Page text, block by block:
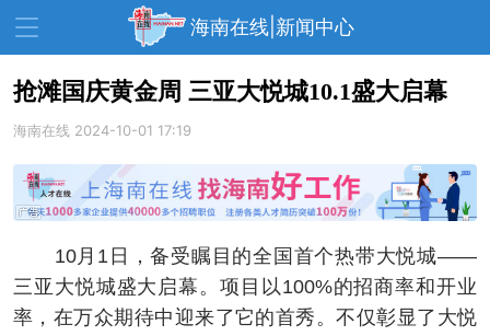
海南在线|新闻中心
资讯中心 热点
文体 财经
教育 健康 房产
家装 交通 美食
生活 演出 活动
抢滩国庆黄金周 三亚大悦城10.1盛大启幕
海南在线 2024-10-01 17:19
10月1日，备受瞩目的全国首个热带大悦城——
三亚大悦城盛大启幕。项目以100%的招商率和开业
率，在万众期待中迎来了它的首秀。不仅彰显了大悦